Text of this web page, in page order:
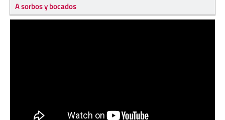
A sorbos y bocados